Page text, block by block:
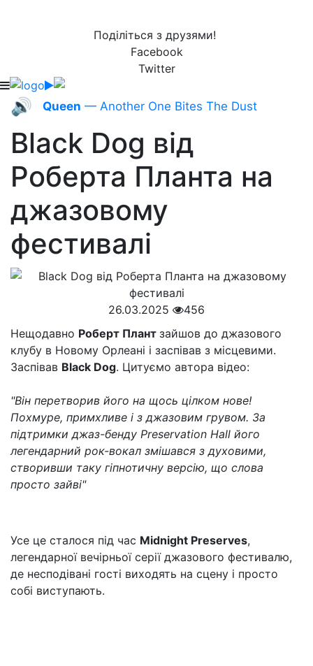
Поділіться з друзями!
Facebook
Twitter
🔊 Queen — Another One Bites The Dust
Black Dog від
Роберта Планта на
джазовому
фестивалі
26.03.2025
456
Нещодавно Роберт Плант зайшов до джазового
клубу в Новому Орлеані і заспівав з місцевими.
Заспівав Black Dog. Цитуємо автора відео:
"Він перетворив його на щось цілком нове!
Похмуре, примхливе і з джазовим грувом. За
підтримки джаз-бенду Preservation Hall його
легендарний рок-вокал змішався з духовими,
створивши таку гіпнотичну версію, що слова
просто зайві"
Усе це сталося під час Midnight Preserves,
легендарної вечірньої серії джазового фестивалю,
де несподівані гості виходять на сцену і просто
собі виступають.